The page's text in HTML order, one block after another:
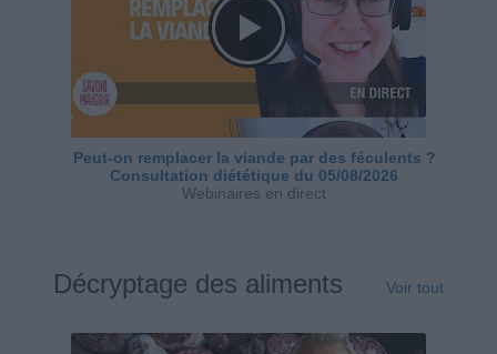
Peut-on remplacer la viande par des féculents ?
Consultation diététique du 05/08/2026
Webinaires en direct
Décryptage des aliments Voir tout